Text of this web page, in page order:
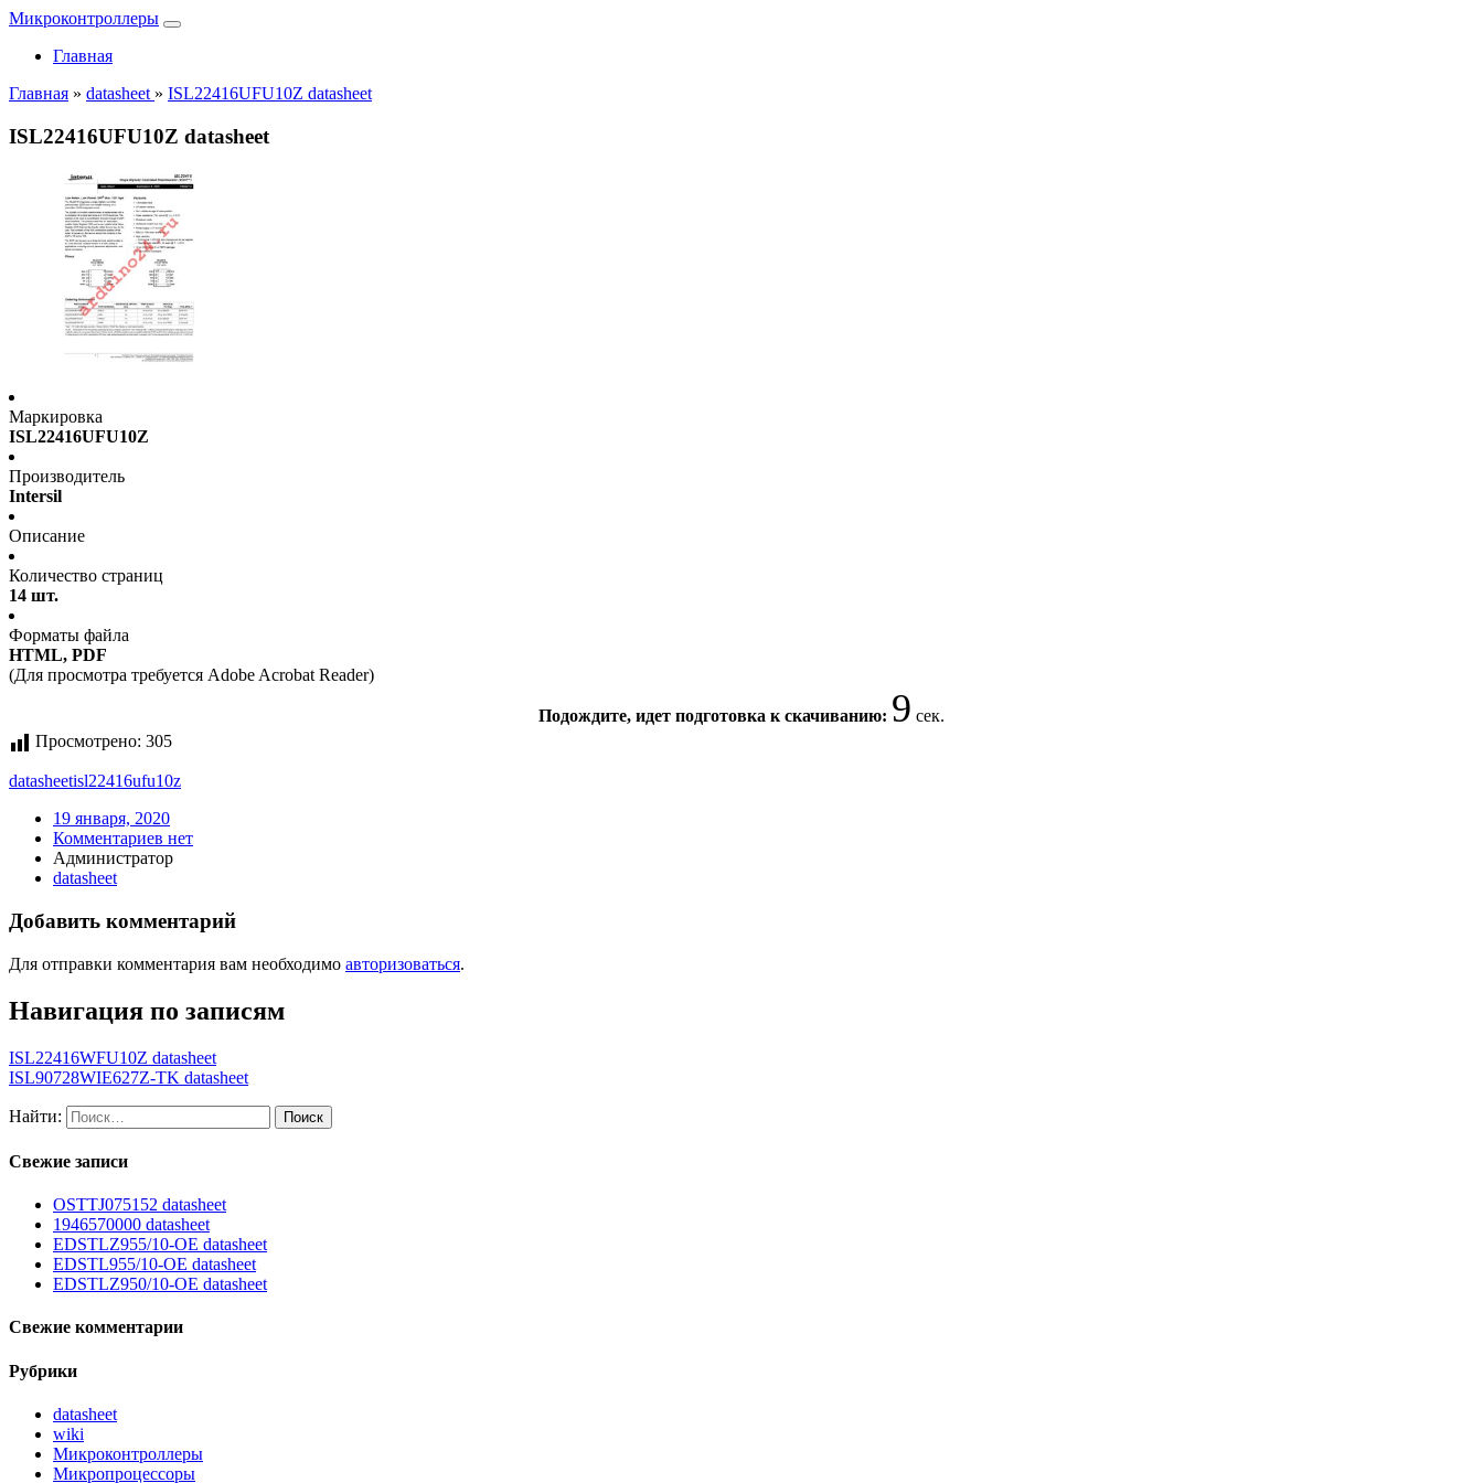
Микроконтроллеры
Главная
Главная » datasheet » ISL22416UFU10Z datasheet
ISL22416UFU10Z datasheet
Маркировка
ISL22416UFU10Z
Производитель
Intersil
Описание
Количество страниц
14 шт.
Форматы файла
HTML, PDF
(Для просмотра требуется Adobe Acrobat Reader)
Подождите, идет подготовка к скачиванию: 9 сек.
Просмотрено: 305
datasheetisl22416ufu10z
19 января, 2020
Комментариев нет
Администратор
datasheet
Добавить комментарий
Для отправки комментария вам необходимо авторизоваться.
Навигация по записям
ISL22416WFU10Z datasheet
ISL90728WIE627Z-TK datasheet
Найти:
Свежие записи
OSTTJ075152 datasheet
1946570000 datasheet
EDSTLZ955/10-OE datasheet
EDSTL955/10-OE datasheet
EDSTLZ950/10-OE datasheet
Свежие комментарии
Рубрики
datasheet
wiki
Микроконтроллеры
Микропроцессоры